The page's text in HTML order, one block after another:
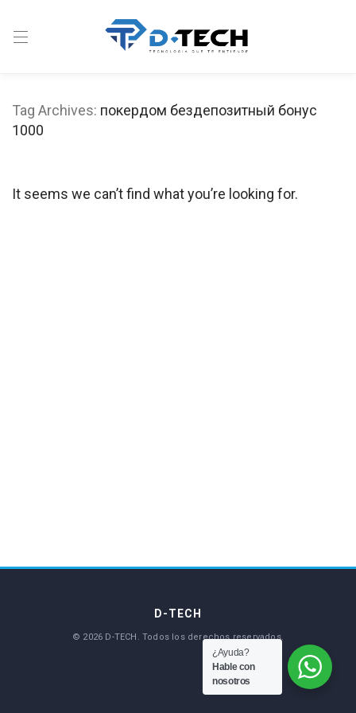
Tag Archives: покердом бездепозитный бонус
1000
It seems we can’t find what you’re looking for.
¿Ayuda?
Hable con
nosotros